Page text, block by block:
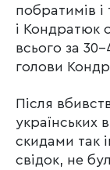
побратимів
і Кондратюк
всього за 30-
голови
Після
українських
скидами так
свідок, не